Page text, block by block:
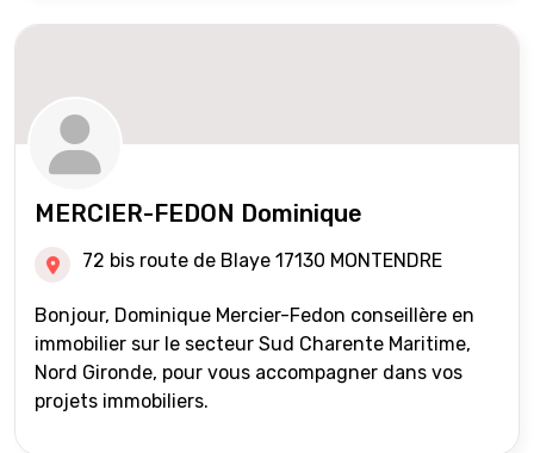
MERCIER-FEDON Dominique
72 bis route de Blaye 17130 MONTENDRE
Bonjour, Dominique Mercier-Fedon conseillère en
immobilier sur le secteur Sud Charente Maritime,
Nord Gironde, pour vous accompagner dans vos
projets immobiliers.